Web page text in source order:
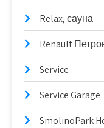
Relax, сауна
Renault
Service
Service Garage
SmolinoPark